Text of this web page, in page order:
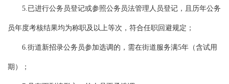
5.已进行公务员登记或参照公务员法管理人员登记，且历年公务
员年度考核结果均为称职及以上等次，符合任职回避规定；
6.街道新招录公务员参加选调的，需在街道服务满5年（含试用
期）；